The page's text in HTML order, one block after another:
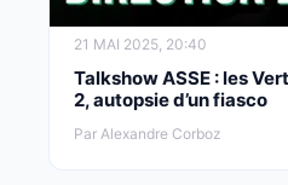
21 MAI 2025, 20:40
Talkshow ASSE : les
2, autopsie d’un fiasco
Par Alexandre Corboz